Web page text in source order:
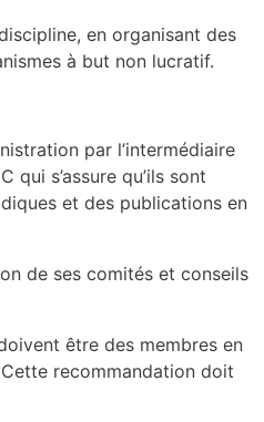
en organisant des
à but non lucratif.
par l’intermédiaire
s’assure qu’ils sont
et des publications en
de ses comités et conseils
être des membres en
recommandation doit